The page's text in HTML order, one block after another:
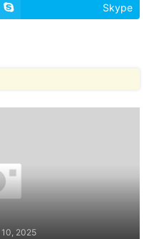
Skype
2025